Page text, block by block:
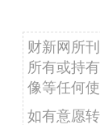
财新网所
所有或持
像等任何使
如有意愿